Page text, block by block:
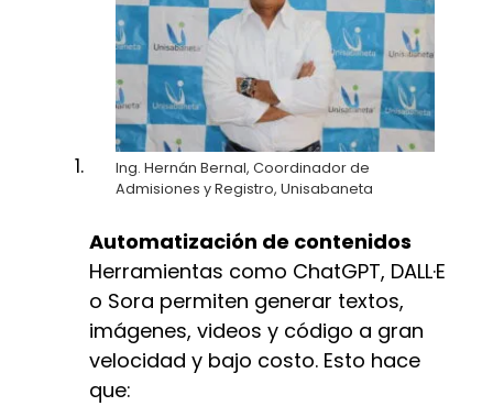
Ing. Hernán Bernal, Coordinador de
Admisiones y Registro, Unisabaneta
Automatización de contenidos
Herramientas como ChatGPT, DALL·E
o Sora permiten generar textos,
imágenes, videos y código a gran
velocidad y bajo costo. Esto hace
que: